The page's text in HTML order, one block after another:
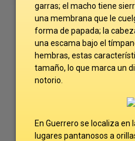
garras; el macho tiene
una membrana que le
forma de papada; la
una escama bajo el
hembras, estas
tamaño, lo que marca un
notorio.
En Guerrero se localiza en
lugares pantanosos a